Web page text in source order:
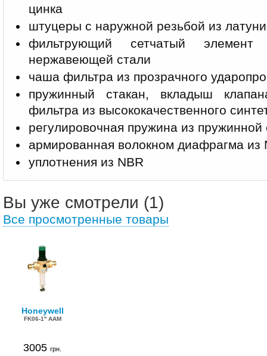
цинка
штуцеры с наружной резьбой из латуни
фильтрующий сетчатый
нержавеющей стали
чаша фильтра из прозрачного
пружинный стакан, вкладыш
фильтра из высококачественного
регулировочная пружина из пружинной
армированная волокном диафрагма из
уплотнения из NBR
Вы уже смотрели (1)
Все просмотренные товары
Honeywell
FK06-1'' ААM
3005 грн.